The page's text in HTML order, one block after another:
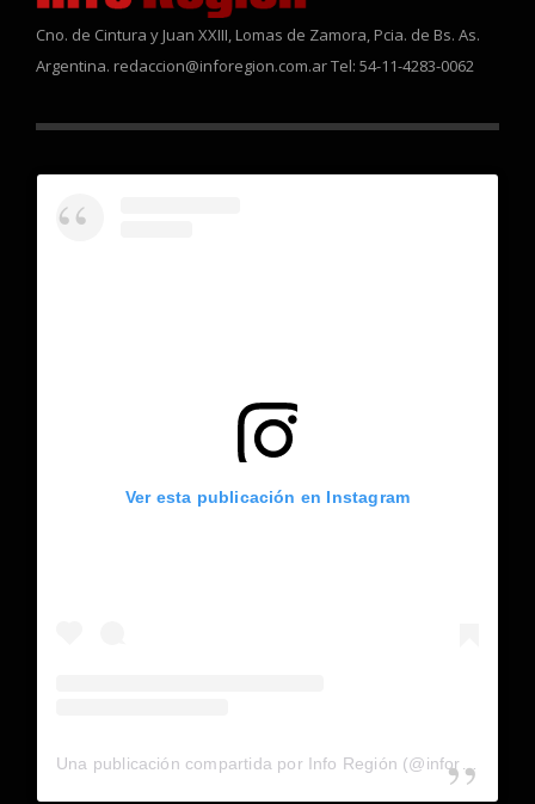
Cno. de Cintura y Juan XXIII, Lomas de Zamora, Pcia. de Bs. As.
Argentina. redaccion@inforegion.com.ar Tel: 54-11-4283-0062
Ver esta publicación en Instagram